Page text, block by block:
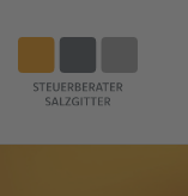
Zum
Hauptinhalt